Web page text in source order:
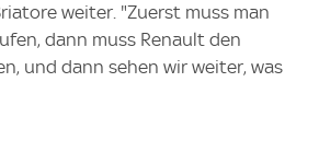
weiter. "Zuerst muss man
dann muss Renault den
und dann sehen wir weiter, was